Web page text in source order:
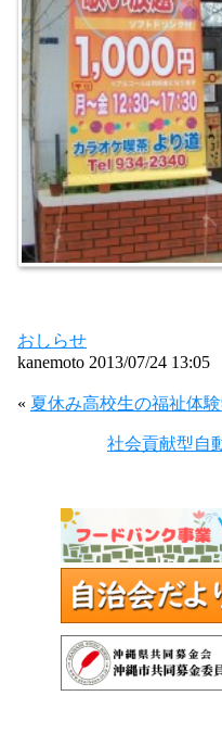
おしらせ
kanemoto 2013/07/24 13:05
« 夏休み高校生の福祉体
社会貢献型自